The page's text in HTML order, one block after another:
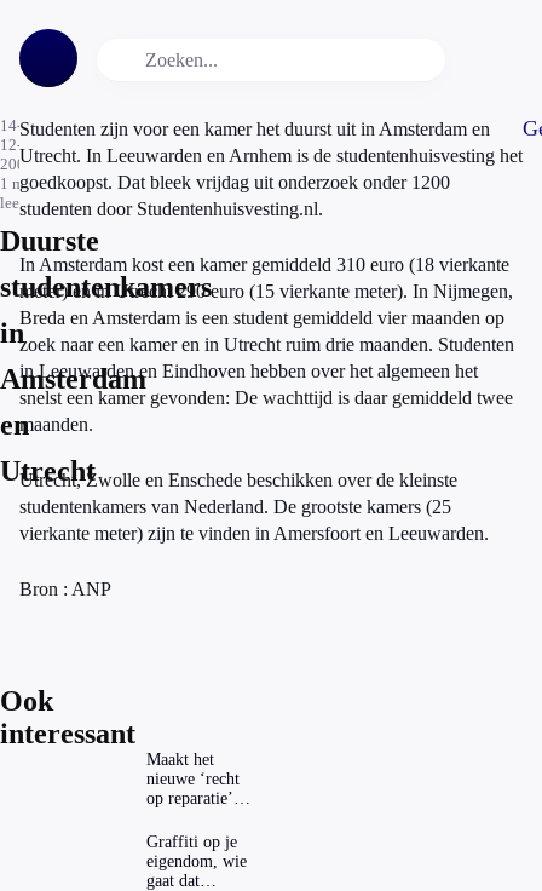
14-
12-
2006
1 min.
leestijd
Duurste
studentenkamers
in
Amsterdam
en
Utrecht
Studenten zijn voor een kamer het duurst uit in Amsterdam en
Utrecht. In Leeuwarden en Arnhem is de studentenhuisvesting het
goedkoopst. Dat bleek vrijdag uit onderzoek onder 1200
studenten door Studentenhuisvesting.nl.
In Amsterdam kost een kamer gemiddeld 310 euro (18 vierkante
meter) en in Utrecht 290 euro (15 vierkante meter). In Nijmegen,
Breda en Amsterdam is een student gemiddeld vier maanden op
zoek naar een kamer en in Utrecht ruim drie maanden. Studenten
in Leeuwarden en Eindhoven hebben over het algemeen het
snelst een kamer gevonden: De wachttijd is daar gemiddeld twee
maanden.
Utrecht, Zwolle en Enschede beschikken over de kleinste
studentenkamers van Nederland. De grootste kamers (25
vierkante meter) zijn te vinden in Amersfoort en Leeuwarden.
Bron : ANP
Ook
interessant
Maakt het
nieuwe ‘recht
op reparatie’
echt
aantrekkelijker?
Graffiti op je
eigendom, wie
gaat dat